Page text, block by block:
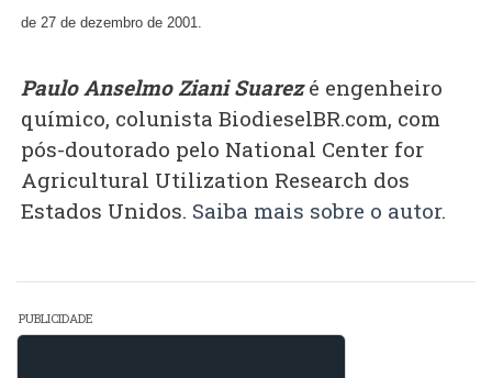
de 27 de dezembro de 2001.
Paulo Anselmo Ziani Suarezé engenheiro
químico, colunista BiodieselBR.com, com
pós-doutorado pelo National Center for
Agricultural Utilization Research dos
Estados Unidos. Saiba mais sobre o autor.
PUBLICIDADE